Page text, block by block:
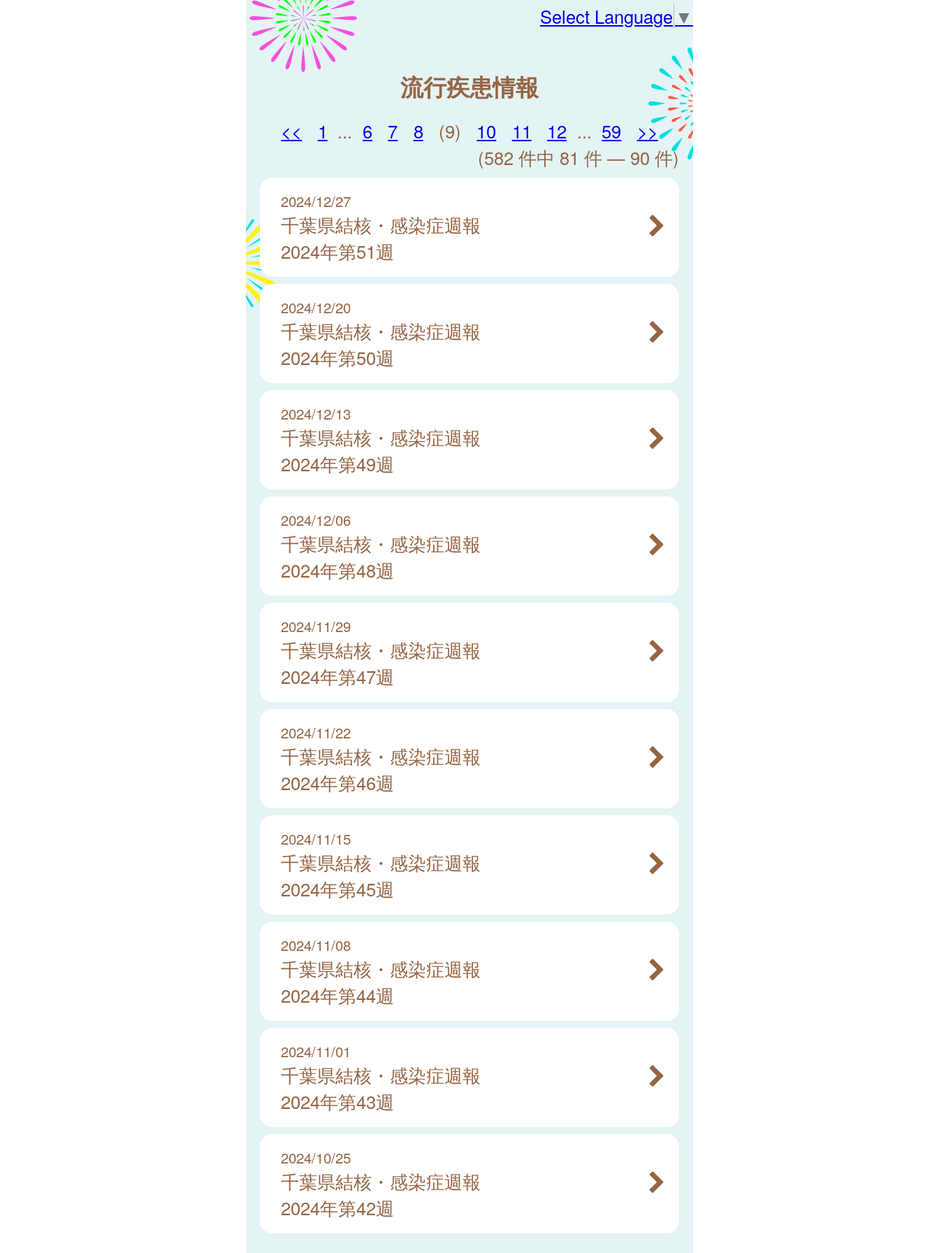
Select Language ▼
流行疾患情報
<< 1 ... 6 7 8 (9) 10 11 12 ... 59
>>
(582 件中 81 件 — 90 件)
2024/12/27
千葉県結核・感染症週報
2024年第51週
2024/12/20
千葉県結核・感染症週報
2024年第50週
2024/12/13
千葉県結核・感染症週報
2024年第49週
2024/12/06
千葉県結核・感染症週報
2024年第48週
2024/11/29
千葉県結核・感染症週報
2024年第47週
2024/11/22
千葉県結核・感染症週報
2024年第46週
2024/11/15
千葉県結核・感染症週報
2024年第45週
2024/11/08
千葉県結核・感染症週報
2024年第44週
2024/11/01
千葉県結核・感染症週報
2024年第43週
2024/10/25
千葉県結核・感染症週報
2024年第42週